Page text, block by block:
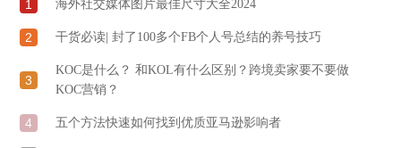
1 海外社交媒体图片最佳尺寸大全2024
2 干货必读| 封了100多个FB个人号总结的养号技巧
3
KOC是什么？ 和KOL有什么区别？跨境卖家要不要做
KOC营销？
4 五个方法快速如何找到优质亚马逊影响者